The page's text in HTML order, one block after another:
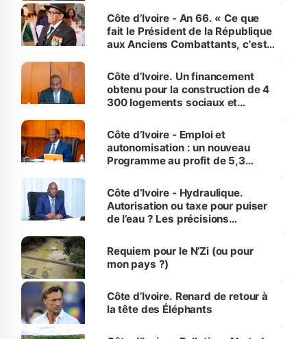
Côte d’Ivoire - An 66. « Ce que
fait le Président de la République
aux Anciens Combattants, c'est
Côte d’Ivoire. Un financement
obtenu pour la construction de 4
300 logements sociaux et
et Yamoussoukro
Côte d’Ivoire - Emploi et
autonomisation : un nouveau
Programme au profit de 5,3
Côte d’Ivoire - Hydraulique.
Autorisation ou taxe pour puiser
de l’eau ? Les précisions
Requiem pour le N’Zi (ou pour
mon pays ?)
Côte d’Ivoire. Renard de retour à
la tête des Éléphants